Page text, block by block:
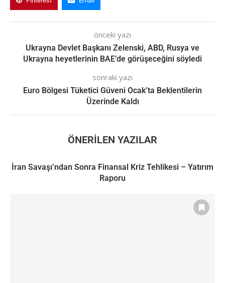
önceki yazı
Ukrayna Devlet Başkanı Zelenski, ABD, Rusya ve
Ukrayna heyetlerinin BAE’de görüşeceğini söyledi
sonraki yazı
Euro Bölgesi Tüketici Güveni Ocak’ta Beklentilerin
Üzerinde Kaldı
ÖNERILEN YAZILAR
İran Savaşı’ndan Sonra Finansal Kriz Tehlikesi – Yatırım
Raporu